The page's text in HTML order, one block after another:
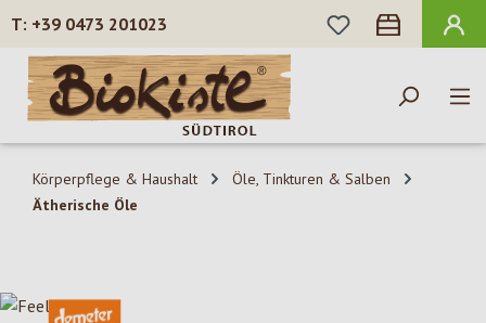
Zum Hauptinhalt springen
+39 0473 201023
DU HAST 0
Körperpflege & Haushalt
Öle, Tinkturen & Salben
Ätherische Öle
Bildergalerie überspringen